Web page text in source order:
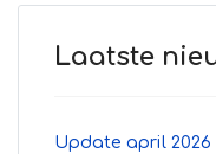
Laatste
Update april 2026